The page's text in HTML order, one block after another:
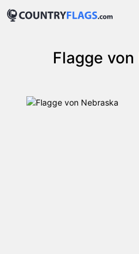
Flagge von